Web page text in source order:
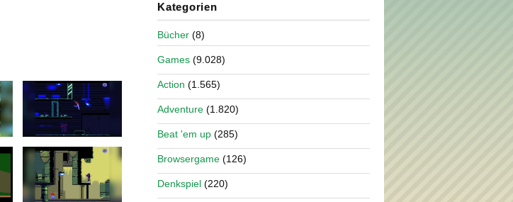
Kategorien
Bücher (8)
Games (9.028)
Action (1.565)
Adventure (1.820)
Beat 'em up (285)
Browsergame (126)
Denkspiel (220)